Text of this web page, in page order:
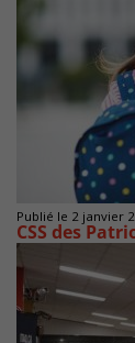
Publié le 2 janvier
CSS des